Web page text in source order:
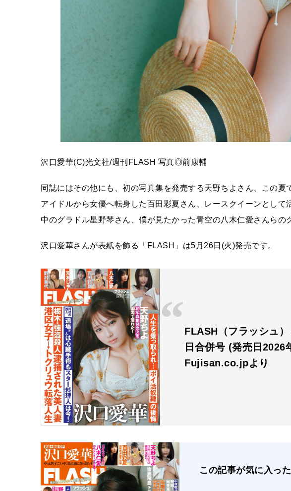
沢口愛華(C)光文社/週刊FLASH 写真◎前康輔
同誌にはその他にも、初の写真集を発売する天野ちよさん、この夏
アイドルから女優へ転身した百田彩夏さん、レースクイーンとし
中のグラドル星野琴さん、僕が見たかった青空の八木仁愛さんらの
沢口愛華さんが表紙を飾る「FLASH」は5月26日(火)発売です。
FLASH（フラッシュ
日合併号 (発売日2026
Fujisan.co.jpより
この記事が気に入っ